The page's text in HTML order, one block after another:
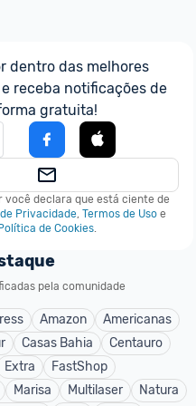
dentro das melhores
receba notificações de
gratuita!
você declara que está ciente de
Privacidade, Termos de Uso e
Política de Cookies.
pela comunidade
Amazon
Americanas
Casas Bahia
Centauro
Extra
FastShop
Marisa Multilaser
Natura